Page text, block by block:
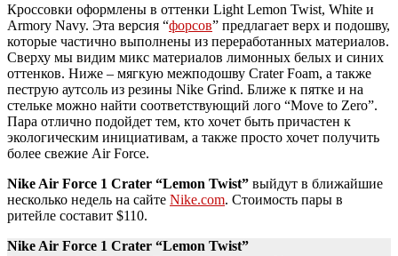
Кроссовки оформлены в оттенки Light Lemon Twist, White и
Armory Navy. Эта версия “форсов” предлагает верх и подошву,
которые частично выполнены из переработанных материалов.
Сверху мы видим микс материалов лимонных белых и синих
оттенков. Ниже – мягкую межподошву Crater Foam, а также
пеструю аутсоль из резины Nike Grind. Ближе к пятке и на
стельке можно найти соответствующий лого “Move to Zero”.
Пара отлично подойдет тем, кто хочет быть причастен к
экологическим инициативам, а также просто хочет получить
более свежие Air Force.
Nike Air Force 1 Crater “Lemon Twist” выйдут в ближайшие
несколько недель на сайте Nike.com. Стоимость пары в
ритейле составит $110.
Nike Air Force 1 Crater “Lemon Twist”